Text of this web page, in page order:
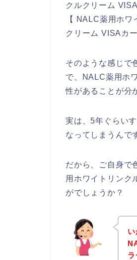
クルクリーム
【 NALC薬用ホ
クリーム VISAカ
そのような感じで
で、NALC薬用ホ
性があることが分
実は、5年ぐらい
なってしまうんで
だから、ご自身で
用ホワイトリンク
がでしょうか？